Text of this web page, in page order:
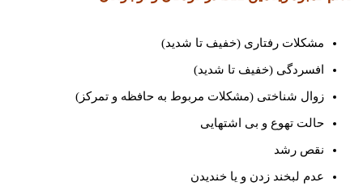
مشکلات رفتاری (خفیف تا شدید)
افسردگی (خفیف تا شدید)
زوال شناختی (مشکلات مربوط به حافظه و تمرکز)
حالت تهوع و بی اشتهایی
نقص رشد
عدم لبخند زدن و یا خندیدن